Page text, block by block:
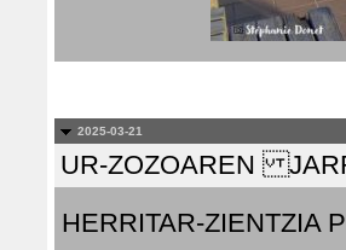
2025-03-21
UR-ZOZOAREN
HERRITAR-ZIENTZIA